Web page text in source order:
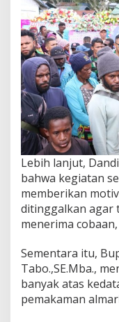
Lebih lanjut,
bahwa kegiatan
memberikan
ditinggalkan agar
menerima
Sementara itu,
Tabo.,SE.Mba.,
banyak atas
pemakaman